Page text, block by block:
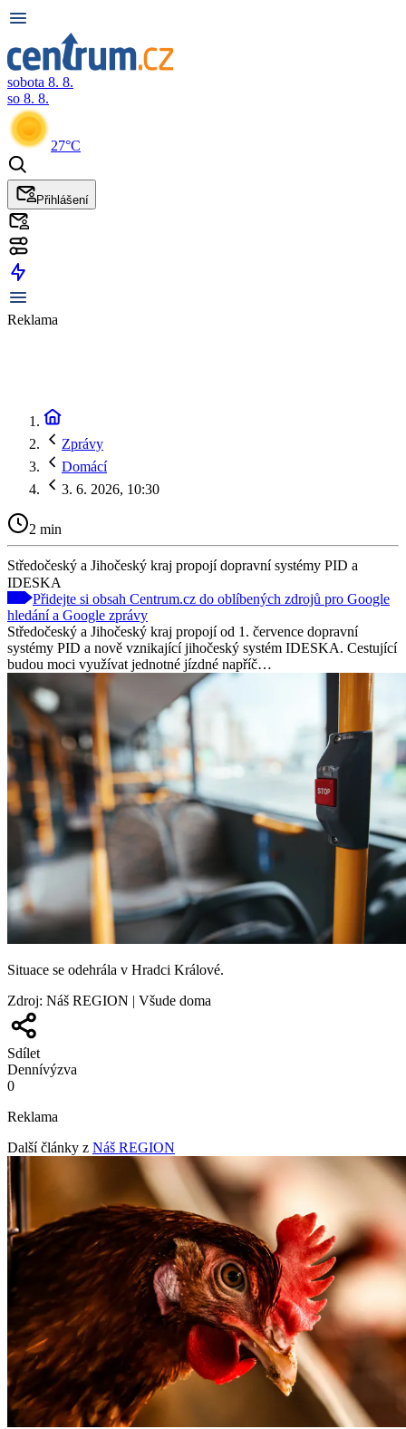
sobota 8. 8.
so 8. 8.
27°C
Přihlášení
Reklama
Zprávy
Domácí
3. 6. 2026, 10:30
2 min
Středočeský a Jihočeský kraj propojí dopravní systémy PID a
IDESKA
Přidejte si obsah Centrum.cz do oblíbených zdrojů pro Google
hledání a Google zprávy
Středočeský a Jihočeský kraj propojí od 1. července dopravní
systémy PID a nově vznikající jihočeský systém IDESKA. Cestující
budou moci využívat jednotné jízdné napříč…
Situace se odehrála v Hradci Králové.
Zdroj: Náš REGION | Všude doma
Sdílet
Dennívýzva
0
Reklama
Další články z Náš REGION